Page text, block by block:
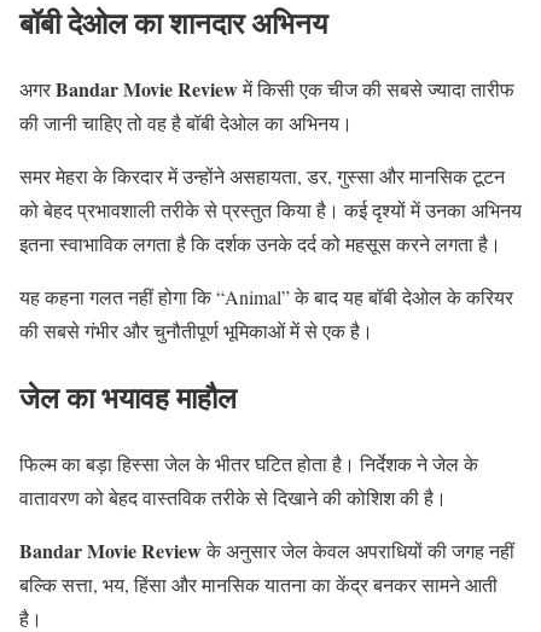
बॉबी देओल का शानदार अभिनय
अगरBandar Movie Reviewमें किसी एक चीज की सबसे ज्यादा तारीफ
की जानी चाहिए तो वह है बॉबी देओल का अभिनय।
समर मेहरा के किरदार में उन्होंने असहायता, डर, गुस्सा और मानसिक टूटन
को बेहद प्रभावशाली तरीके से प्रस्तुत किया है। कई दृश्यों में उनका अभिनय
इतना स्वाभाविक लगता है कि दर्शक उनके दर्द को महसूस करने लगता है।
यह कहना गलत नहीं होगा कि “Animal” के बाद यह बॉबी देओल के करियर
की सबसे गंभीर और चुनौतीपूर्ण भूमिकाओं में से एक है।
जेल का भयावह माहौल
फिल्म का बड़ा हिस्सा जेल के भीतर घटित होता है। निर्देशक ने जेल के
वातावरण को बेहद वास्तविक तरीके से दिखाने की कोशिश की है।
Bandar Movie Reviewके अनुसार जेल केवल अपराधियों की जगह नहीं
बल्कि सत्ता, भय, हिंसा और मानसिक यातना का केंद्र बनकर सामने आती
है।